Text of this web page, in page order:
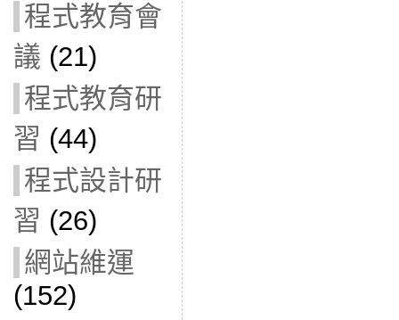
程式教育會
議 (21)
程式教育研
習 (44)
程式設計研
習 (26)
網站維運
(152)